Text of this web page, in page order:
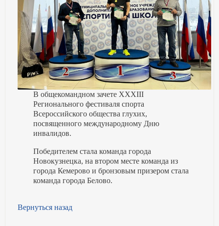
В общекомандном зачете XXXIII
Регионального фестиваля спорта
Всероссийского общества глухих,
посвященного международному Дню
инвалидов.
Победителем стала команда города
Новокузнецка, на втором месте команда из
города Кемерово и бронзовым призером стала
команда города Белово.
Вернуться назад